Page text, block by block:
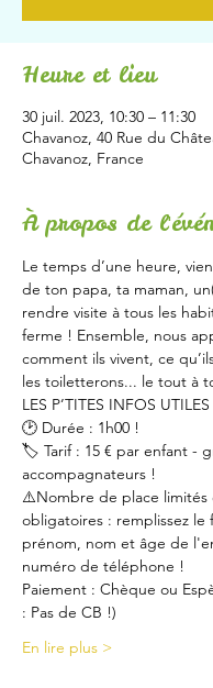
Heure et lieu
30 juil. 2023, 10:30 – 11:30
Chavanoz, 40 Rue du
Chavanoz, France
À propos de
Le temps d’une heure,
de ton papa, ta maman,
rendre visite à tous les
ferme ! Ensemble, nous
comment ils vivent, ce
les toiletterons... le tout à
LES P’TITES INFOS UTILES
🕑 Durée : 1h00 !
🏷 Tarif : 15 € par enfant -
accompagnateurs !
⚠️Nombre de place limités
obligatoires : remplissez le
prénom, nom et âge de
numéro de téléphone !
Paiement : Chèque ou
: Pas de CB !)
En lire plus >